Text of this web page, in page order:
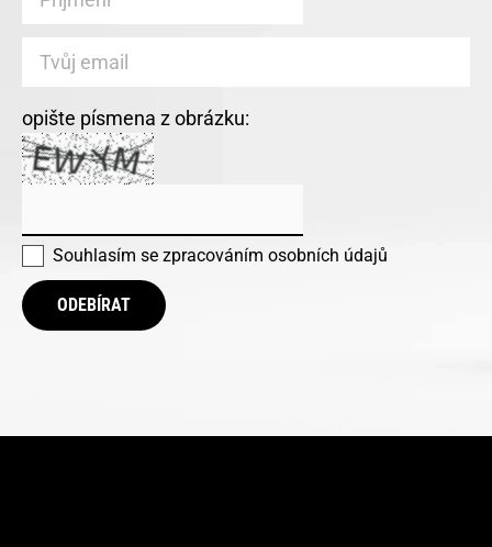
opište písmena z obrázku:
Souhlasím se zpracováním osobních údajů
ODEBÍRAT